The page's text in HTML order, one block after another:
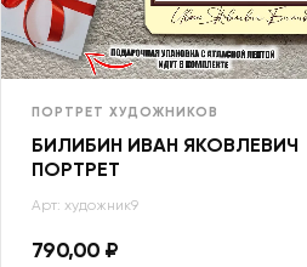
ПОРТРЕТ ХУДОЖНИКОВ
БИЛИБИН ИВАН ЯКОВЛЕВИЧ
ПОРТРЕТ
Арт: художник9
790,00 ₽